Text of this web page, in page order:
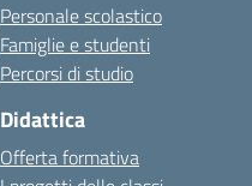
Personale scolastico
Famiglie e studenti
Percorsi di studio
Didattica
Offerta formativa